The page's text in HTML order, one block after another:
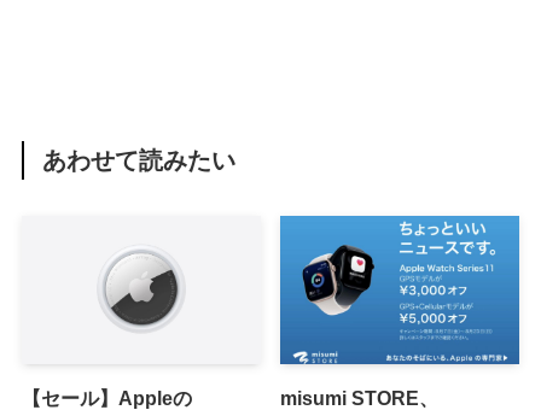
あわせて読みたい
【セール】Appleの
misumi STORE、